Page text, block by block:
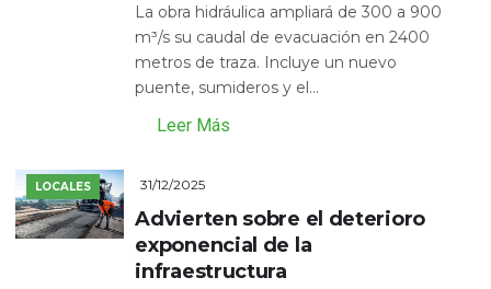
La obra hidráulica ampliará de 300 a 900
m³/s su caudal de evacuación en 2400
metros de traza. Incluye un nuevo
puente, sumideros y el...
Leer Más
LOCALES 31/12/2025
Advierten sobre el deterioro
exponencial de la
infraestructura